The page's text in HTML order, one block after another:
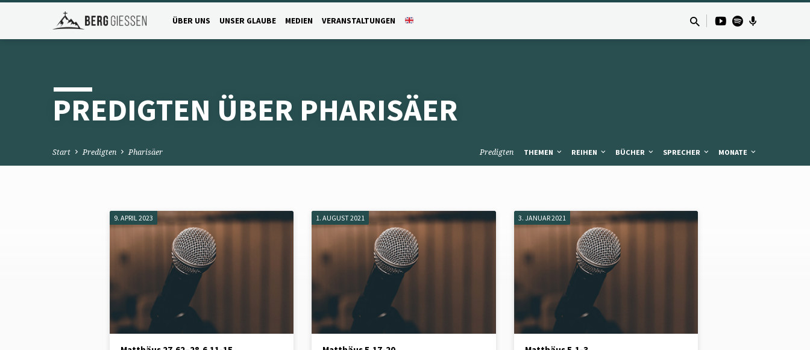
ÜBER UNS UNSER GLAUBE MEDIEN VERANSTALTUNGEN
PREDIGTEN ÜBER PHARISÄER
Start Predigten Pharisäer Predigten THEMEN REIHEN BÜCHER SPRECHER MONATE
PREDIGTEN
ÜBER
PHARISÄER
9. APRIL 2023 1. AUGUST 2021 3. JANUAR 2021